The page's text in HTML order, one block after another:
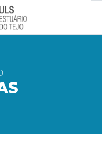
principal